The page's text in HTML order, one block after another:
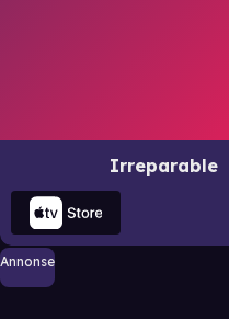
Irreparable
Annonse